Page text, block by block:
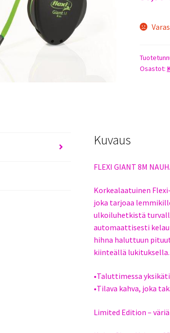
Osastot:
Kuvaus
FLEXI GIANT 8M
Korkealaatuinen
joka tarjoaa
ulkoiluhetkistä
automaattisesti
hihna haluttuun
kiinteällä lukituksella.
•Taluttimessa
•Tilava kahva, joka
Limited Edition –